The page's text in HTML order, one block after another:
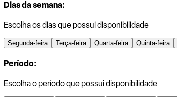
Dias da semana:
Escolha os dias que possui disponibilidade
Segunda-feira Terça-feira Quarta-feira Quinta-feira
Período:
Escolha o período que possui disponibilidade